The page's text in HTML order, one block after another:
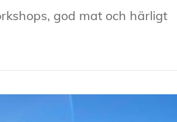
god mat och härligt